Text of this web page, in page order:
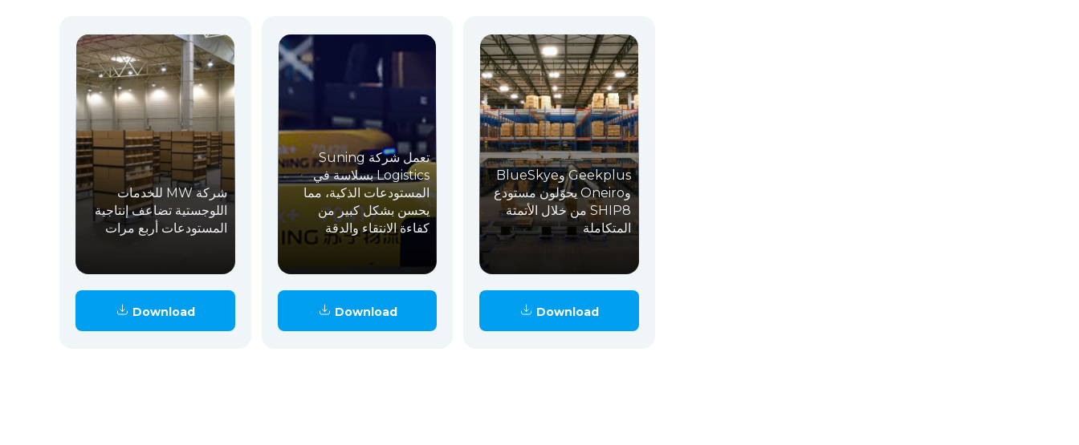
Geekplus وBlueSkye
وOneiro يحوّلون مستودع
SHIP8 من خلال الأتمتة
المتكاملة
Download
تعمل شركة Suning
Logistics بسلاسة في
المستودعات الذكية، مما
يحسن بشكل كبير من
كفاءة الانتقاء والدقة
Download
شركة MW للخدمات
اللوجستية تضاعف إنتاجية
المستودعات أربع مرات
Download